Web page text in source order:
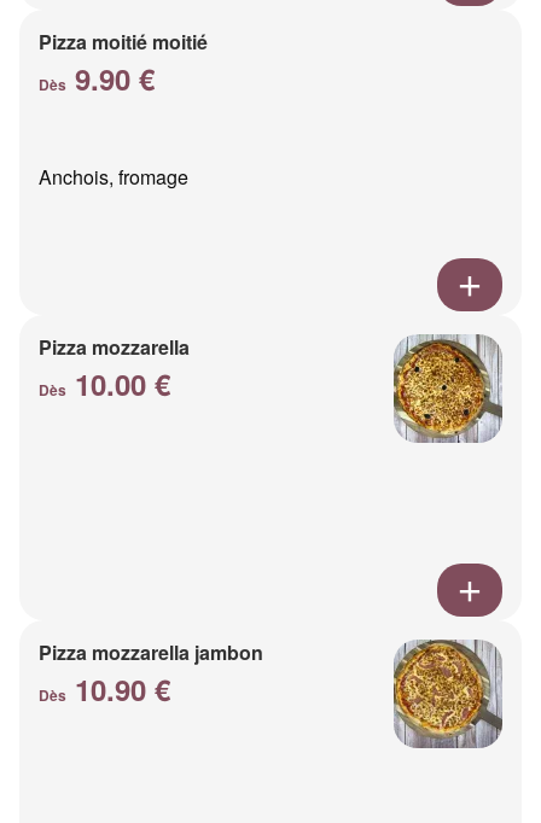
Pizza moitié moitié
Dès 9.90 €
Anchois, fromage
Pizza mozzarella
Dès 10.00 €
Pizza mozzarella jambon
Dès 10.90 €